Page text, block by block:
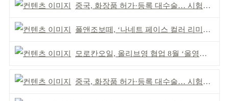
중국, 화장품 허가·등록 대수술… 시험자료 공용 허용
폴앤조보떼, ‘나네트 페이스 컬러 리미티드’ 출시
모로칸오일, 올리브영 협업 8월 ‘올영픽’ 선정
중국, 화장품 허가·등록 대수술… 시험자료 공용 허용